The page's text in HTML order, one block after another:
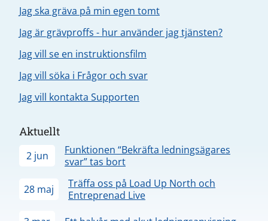
Jag ska gräva på min egen tomt
Jag är grävproffs - hur använder jag tjänsten?
Jag vill se en instruktionsfilm
Jag vill söka i Frågor och svar
Jag vill kontakta Supporten
Aktuellt
2 jun
Funktionen “Bekräfta ledningsägares
svar” tas bort
28 maj
Träffa oss på Load Up North och
Entreprenad Live